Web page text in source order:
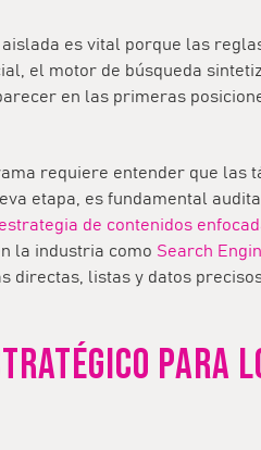
es vital porque las
el motor de búsqueda
en las primeras
requiere entender que las
etapa, es fundamental
estrategia de contenidos
la industria como Search
directas, listas y datos
PARA